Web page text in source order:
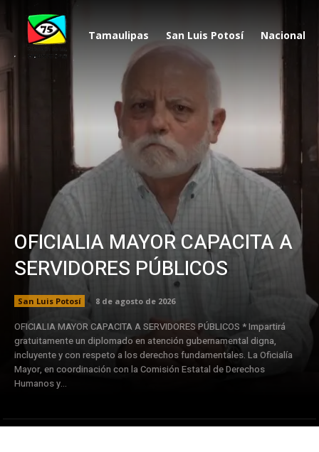
Tamaulipas San Luis Potosí Nacional
OFICIALIA MAYOR CAPACITA A
SERVIDORES PÚBLICOS
San Luis Potosí 8 de agosto de 2026
OFICIALIA MAYOR CAPACITA A SERVIDORES PÚBLICOS * Impartirá
gratuitamente un diplomado en atención gubernamental digna,
incluyente y con respeto a los derechos fundamentales. La Oficialía
Mayor, en coordinación con la Comisión Estatal de Derechos
Humanos y...